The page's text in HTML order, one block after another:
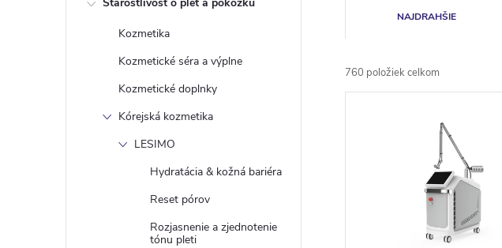
Kozmetika
Kozmetické séra a výplne
Kozmetické doplnky
Kórejská kozmetika
LESIMO
Hydratácia & kožná bariéra
Reset pórov
Rozjasnenie a zjednotenie
tónu pleti
a
d
NAJDRAHŠIE
760 položiek celkom